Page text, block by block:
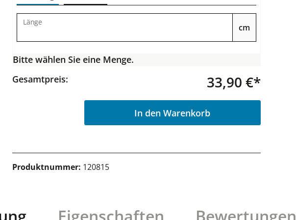
Länge
cm
Bitte wählen Sie eine Menge.
Gesamtpreis:
33,90 €*
In den Warenkorb
Produktnummer: 120815